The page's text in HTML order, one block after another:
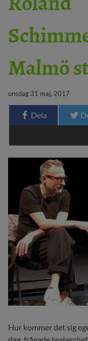
TEATERKRITIK
29 MEDIA
BLOGG
KONTAKT
Malmö
onsdag 31 maj, 2017
Dela
Hur kommer det sig